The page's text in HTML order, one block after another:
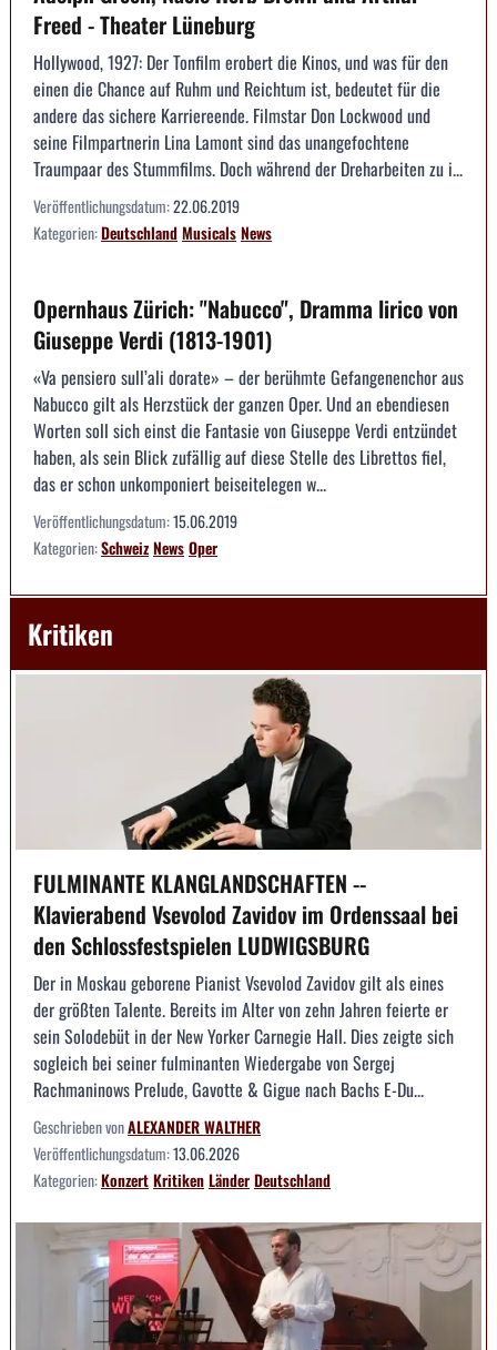
Freed - Theater Lüneburg
Hollywood, 1927: Der Tonfilm erobert die Kinos, und was für den
einen die Chance auf Ruhm und Reichtum ist, bedeutet für die
andere das sichere Karriereende. Filmstar Don Lockwood und
seine Filmpartnerin Lina Lamont sind das unangefochtene
Traumpaar des Stummfilms. Doch während der Dreharbeiten zu i...
Veröffentlichungsdatum:22.06.2019
Kategorien:DeutschlandMusicalsNews
Opernhaus Zürich: "Nabucco", Dramma lirico von
Giuseppe Verdi (1813-1901)
«Va pensiero sull’ali dorate» – der berühmte Gefangenenchor aus
Nabucco gilt als Herzstück der ganzen Oper. Und an ebendiesen
Worten soll sich einst die Fantasie von Giuseppe Verdi entzündet
haben, als sein Blick zufällig auf diese Stelle des Librettos fiel,
das er schon unkomponiert beiseitelegen w...
Veröffentlichungsdatum:15.06.2019
Kategorien:SchweizNewsOper
Kritiken
FULMINANTE KLANGLANDSCHAFTEN --
Klavierabend Vsevolod Zavidov im Ordenssaal bei
den Schlossfestspielen LUDWIGSBURG
Der in Moskau geborene Pianist Vsevolod Zavidov gilt als eines
der größten Talente. Bereits im Alter von zehn Jahren feierte er
sein Solodebüt in der New Yorker Carnegie Hall. Dies zeigte sich
sogleich bei seiner fulminanten Wiedergabe von Sergej
Rachmaninows Prelude, Gavotte & Gigue nach Bachs E-Du...
Geschrieben vonALEXANDER WALTHER
Veröffentlichungsdatum:13.06.2026
Kategorien:KonzertKritikenLänderDeutschland